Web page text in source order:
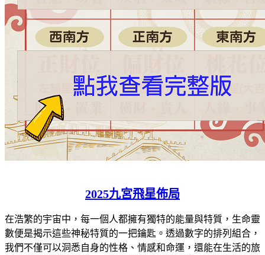
2025九宮飛星佈局
在浩繁的宇宙中，每一個人都擁有獨特的能量與特質，生命靈
數便是揭示這些神秘特質的一把鑰匙。透過數字的排列組合，
我們不僅可以洞悉自身的性格、情感和命運，還能在生活的旅